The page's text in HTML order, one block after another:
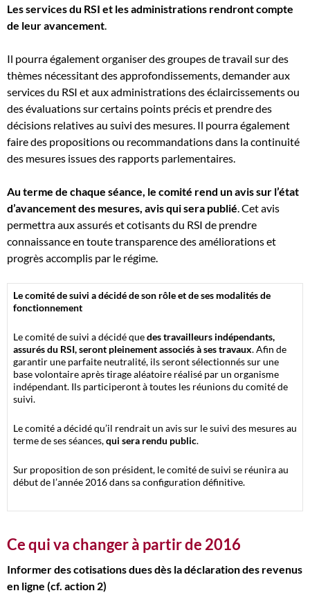
Les services du RSI et les administrations rendront compte
de leur avancement.
Il pourra également organiser des groupes de travail sur des
thèmes nécessitant des approfondissements, demander aux
services du RSI et aux administrations des éclaircissements ou
des évaluations sur certains points précis et prendre des
décisions relatives au suivi des mesures. Il pourra également
faire des propositions ou recommandations dans la continuité
des mesures issues des rapports parlementaires.
Au terme de chaque séance, le comité rend un avis sur l’état
d’avancement des mesures, avis qui sera publié. Cet avis
permettra aux assurés et cotisants du RSI de prendre
connaissance en toute transparence des améliorations et
progrès accomplis par le régime.
Le comité de suivi a décidé de son rôle et de ses modalités de
fonctionnement
Le comité de suivi a décidé quedes travailleurs indépendants,
assurés du RSI, seront pleinement associés à ses travaux. Afin de
garantir une parfaite neutralité, ils seront sélectionnés sur une
base volontaire après tirage aléatoire réalisé par un organisme
indépendant. Ils participeront à toutes les réunions du comité de
suivi.
Le comité a décidé qu’il rendrait un avis sur le suivi des mesures au
terme de ses séances,qui sera rendu public.
Sur proposition de son président, le comité de suivi se réunira au
début de l’année 2016 dans sa configuration définitive.
Ce qui va changer à partir de 2016
Informer des cotisations dues dès la déclaration des revenus
en ligne (cf. action 2)